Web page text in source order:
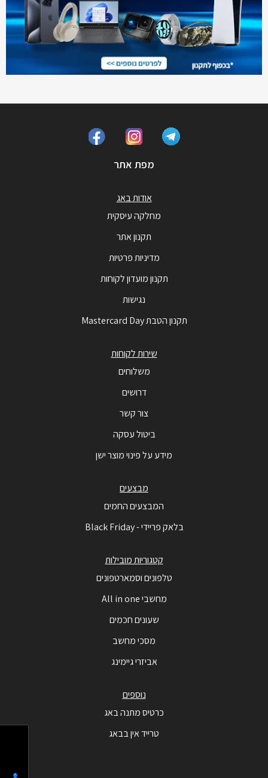
מפת אתר
אודות באג
מחלקה עיסקית
תקנון אתר
מדיניות פרטיות
תקנון מועדון לקוחות
נגישות
תקנון הטבת Mastercard Day
שירות לקוחות
משלוחים
דרושים
צור קשר
ביטול עסקה
מידע על פינוי מוצר ישן
מבצעים
המבצעים החמים
בלאק פריידי - Black Friday
קטגוריות מובילות
טלפונים וסמארטפונים
מחשבי All in one
שעונים חכמים
מסכי מחשב
אביזרי גיימינג
נוספים
כרטיס מתנה באג
טרייד אין בבאג